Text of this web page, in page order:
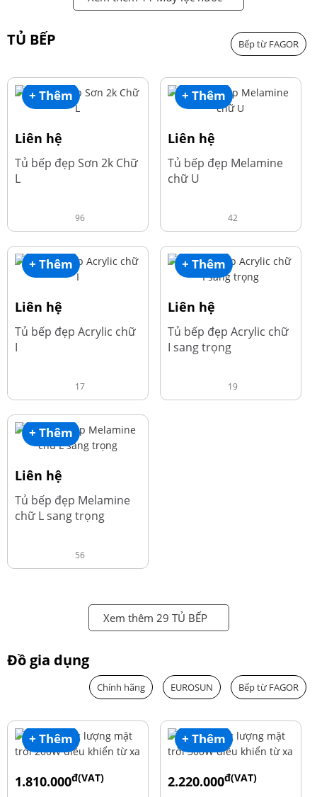
TỦ BẾP Bếp từ FAGOR
+ Thêm
Liên hệ
Tủ bếp đẹp Sơn 2k Chữ
L
96
+ Thêm
Liên hệ
Tủ bếp đẹp Melamine
chữ U
42
+ Thêm
Liên hệ
Tủ bếp đẹp Acrylic chữ
I
17
+ Thêm
Liên hệ
Tủ bếp đẹp Acrylic chữ
I sang trọng
19
+ Thêm
Liên hệ
Tủ bếp đẹp Melamine
chữ L sang trọng
56
Xem thêm 29 TỦ BẾP
Đồ gia dụng
Chính hãng EUROSUN Bếp từ FAGOR
+ Thêm
1.810.000đ(VAT)
+ Thêm
2.220.000đ(VAT)